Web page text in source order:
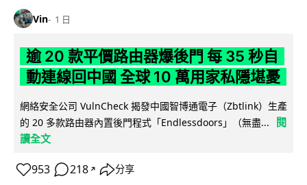
Vin 1 日
逾 20 款平價路由器爆後門 每 35 秒自
動連線回中國 全球 10 萬用家私隱堪憂
網絡安全公司 VulnCheck 揭發中國智博通電子（Zbtlink）生產
的 20 多款路由器內置後門程式「Endlessdoors」（無盡...
閱
讀全文
953 218 ↗ 分享